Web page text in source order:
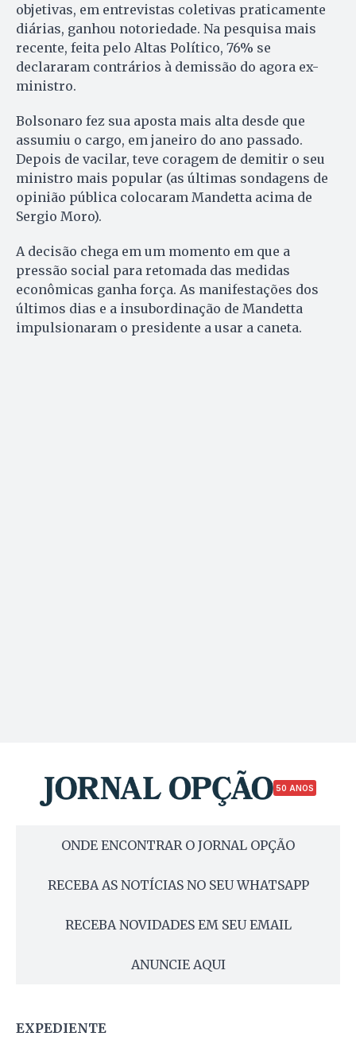
objetivas, em entrevistas coletivas praticamente
diárias, ganhou notoriedade. Na pesquisa mais
recente, feita pelo Altas Político, 76% se
declararam contrários à demissão do agora ex-
ministro.
Bolsonaro fez sua aposta mais alta desde que
assumiu o cargo, em janeiro do ano passado.
Depois de vacilar, teve coragem de demitir o seu
ministro mais popular (as últimas sondagens de
opinião pública colocaram Mandetta acima de
Sergio Moro).
A decisão chega em um momento em que a
pressão social para retomada das medidas
econômicas ganha força. As manifestações dos
últimos dias e a insubordinação de Mandetta
impulsionaram o presidente a usar a caneta.
50 ANOS
ONDE ENCONTRAR O JORNAL OPÇÃO
RECEBA AS NOTÍCIAS NO SEU WHATSAPP
RECEBA NOVIDADES EM SEU EMAIL
ANUNCIE AQUI
EXPEDIENTE